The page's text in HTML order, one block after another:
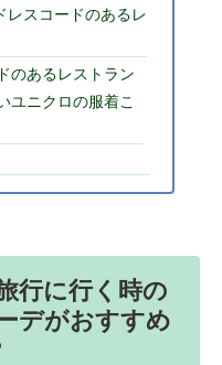
レスコードのあるレ
のあるレストラン
ユニクロの服着こ
行に行く時の
デがおすすめ